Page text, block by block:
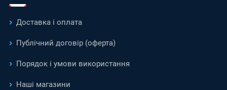
Доставка і оплата
Публічний договір (оферта)
Порядок і умови використання
Наші магазини